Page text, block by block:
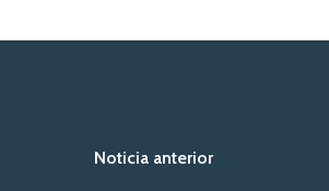
Noticia anterior